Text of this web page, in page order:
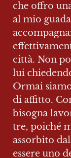
che offro
al mio
città. Non
lui
Ormai
di affitto.
bisogna
tre, poiché
assorbito
essere uno